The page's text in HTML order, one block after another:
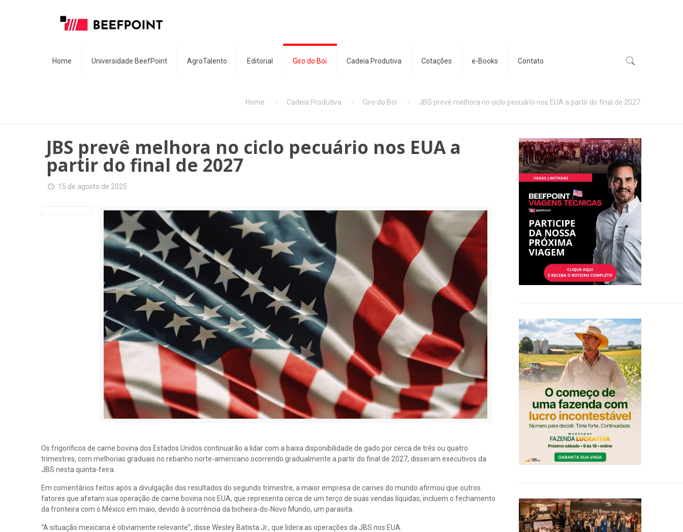
Home Universidade BeefPoint AgroTalento Editorial Giro do Boi Cadeia Produtiva Cotações e-Books Contato
Home Cadeia Produtiva Giro do Boi JBS prevê melhora no ciclo pecuário nos EUA a partir do final de 2027
JBS prevê melhora no ciclo pecuário nos EUA a
partir do final de 2027
15 de agosto de 2025
Os frigoríficos de carne bovina dos Estados Unidos continuarão a lidar com a baixa disponibilidade de gado por cerca de três ou quatro
trimestres, com melhorias graduais no rebanho norte-americano ocorrendo gradualmente a partir do final de 2027, disseram executivos da
JBS nesta quinta-feira.
Em comentários feitos após a divulgação dos resultados do segundo trimestre, a maior empresa de carnes do mundo afirmou que outros
fatores que afetam sua operação de carne bovina nos EUA, que representa cerca de um terço de suas vendas líquidas, incluem o fechamento
da fronteira com o México em maio, devido à ocorrência da bicheira-do-Novo Mundo, um parasita.
“A situação mexicana é obviamente relevante”, disse Wesley Batista Jr., que lidera as operações da JBS nos EUA.